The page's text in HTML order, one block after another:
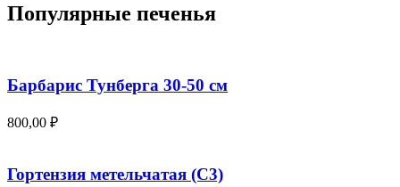
Популярные печенья
Барбарис Тунберга 30-50 см
800,00 ₽
Гортензия метельчатая (С3)